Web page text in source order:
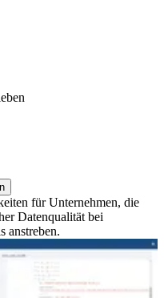
für Unternehmen, die
Datenqualität bei
anstreben.